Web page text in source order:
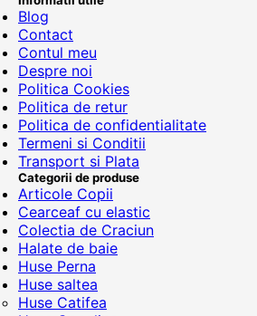
Blog
Contact
Contul meu
Despre noi
Politica Cookies
Politica de retur
Politica de confidentialitate
Termeni si Conditii
Transport si Plata
Categorii de produse
Articole Copii
Cearceaf cu elastic
Colectia de Craciun
Halate de baie
Huse Perna
Huse saltea
Huse Catifea